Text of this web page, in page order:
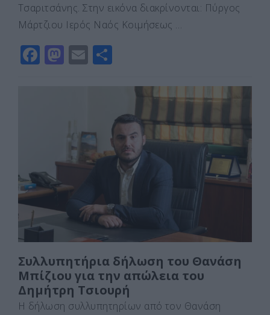
Τσαριτσάνης. Στην εικόνα διακρίνονται: Πύργος
Μάρτζιου Ιερός Ναός Κοιμήσεως …
F
o
k
M
d
o
n
E
α
σ
τε
ίτ
Συλλυπητήρια δήλωση του Θανάση
Μπίζιου για την απώλεια του
Δημήτρη Τσιουρή
Η δήλωση συλλυπητηρίων από τον Θανάση